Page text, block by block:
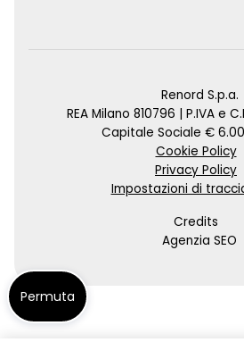
Renord S.p.a.
REA Milano 810796 | P.IVA e
Capitale Sociale €
Cookie Policy
Privacy Policy
Impostazioni di
Credits
Agenzia SEO
Permuta